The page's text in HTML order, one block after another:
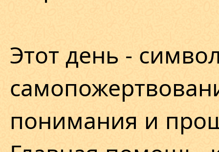
Этот день -
понимания и